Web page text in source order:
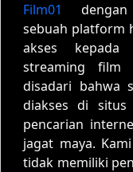
Film01
dengan
sebuah platform
akses kepada
streaming film
disadari bahwa
diakses di
pencarian
jagat maya.
tidak memiliki